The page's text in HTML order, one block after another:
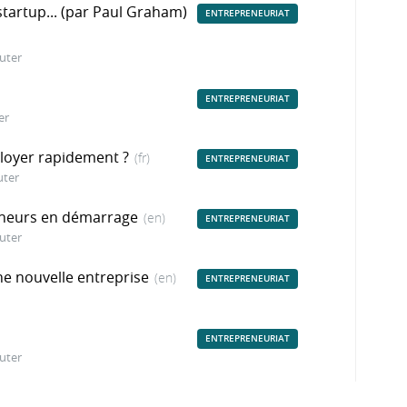
(par Paul Graham) ENTREPRENEURIAT
ENTREPRENEURIAT
rapidement ? (fr) ENTREPRENEURIAT
en démarrage (en) ENTREPRENEURIAT
nouvelle entreprise (en) ENTREPRENEURIAT
ENTREPRENEURIAT